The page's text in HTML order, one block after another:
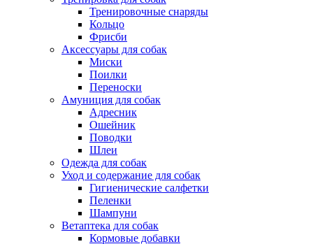
Тренировочные снаряды
Кольцо
Фрисби
Аксессуары для собак
Миски
Поилки
Переноски
Амуниция для собак
Адресник
Ошейник
Поводки
Шлеи
Одежда для собак
Уход и содержание для собак
Гигиенические салфетки
Пеленки
Шампуни
Ветаптека для собак
Кормовые добавки